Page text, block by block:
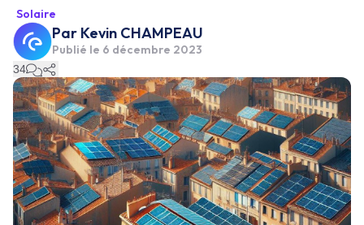
Solaire
Par Kevin CHAMPEAU
Publié le 6 décembre 2023
34